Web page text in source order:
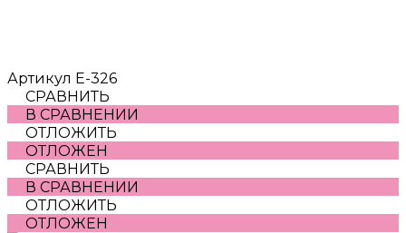
Артикул Е-326
СРАВНИТЬ
В СРАВНЕНИИ
ОТЛОЖИТЬ
ОТЛОЖЕН
СРАВНИТЬ
В СРАВНЕНИИ
ОТЛОЖИТЬ
ОТЛОЖЕН